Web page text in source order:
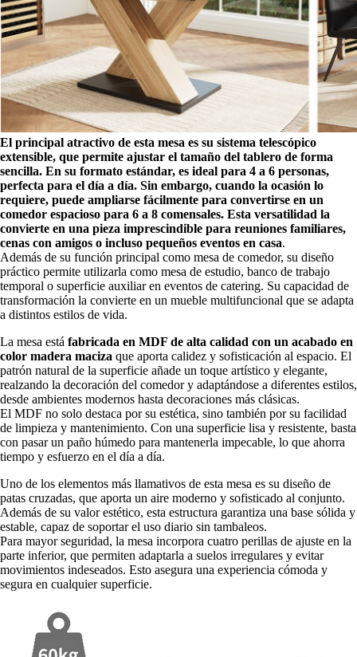
El principal atractivo de esta mesa es su sistema telescópico
extensible, que permite ajustar el tamaño del tablero de forma
sencilla. En su formato estándar, es ideal para 4 a 6 personas,
perfecta para el día a día. Sin embargo, cuando la ocasión lo
requiere, puede ampliarse fácilmente para convertirse en un
comedor espacioso para 6 a 8 comensales. Esta versatilidad la
convierte en una pieza imprescindible para reuniones familiares,
cenas con amigos o incluso pequeños eventos en casa.
Además de su función principal como mesa de comedor, su diseño
práctico permite utilizarla como mesa de estudio, banco de trabajo
temporal o superficie auxiliar en eventos de catering. Su capacidad de
transformación la convierte en un mueble multifuncional que se adapta
a distintos estilos de vida.
La mesa está fabricada en MDF de alta calidad con un acabado en
color madera maciza que aporta calidez y sofisticación al espacio. El
patrón natural de la superficie añade un toque artístico y elegante,
realzando la decoración del comedor y adaptándose a diferentes estilos,
desde ambientes modernos hasta decoraciones más clásicas.
El MDF no solo destaca por su estética, sino también por su facilidad
de limpieza y mantenimiento. Con una superficie lisa y resistente, basta
con pasar un paño húmedo para mantenerla impecable, lo que ahorra
tiempo y esfuerzo en el día a día.
Uno de los elementos más llamativos de esta mesa es su diseño de
patas cruzadas, que aporta un aire moderno y sofisticado al conjunto.
Además de su valor estético, esta estructura garantiza una base sólida y
estable, capaz de soportar el uso diario sin tambaleos.
Para mayor seguridad, la mesa incorpora cuatro perillas de ajuste en la
parte inferior, que permiten adaptarla a suelos irregulares y evitar
movimientos indeseados. Esto asegura una experiencia cómoda y
segura en cualquier superficie.